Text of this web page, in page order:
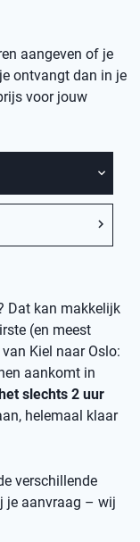
aangeven of je
ontvangt dan in je
voor jouw
Dat kan makkelijk
(en meest
Kiel naar Oslo:
aankomt in
slechts 2 uur
helemaal klaar
verschillende
je aanvraag – wij